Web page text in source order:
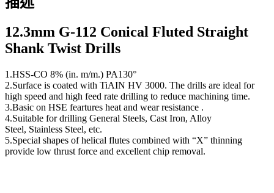
12.3mm G-112 Conical Fluted Straight
Shank Twist Drills
1.HSS-CO 8% (in. m/m.) PA130°
2.Surface is coated with TiAIN HV 3000. The drills are ideal for
high speed and high feed rate drilling to reduce machining time.
3.Basic on HSE feartures heat and wear resistance .
4.Suitable for drilling General Steels, Cast Iron, Alloy
Steel, Stainless Steel, etc.
5.Special shapes of helical flutes combined with “X” thinning
provide low thrust force and excellent chip removal.